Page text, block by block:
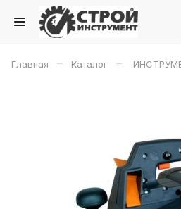
Главная – Каталог –